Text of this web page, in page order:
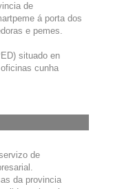
de
á porta dos
e pemes.
situado en
cunha
de
da provincia